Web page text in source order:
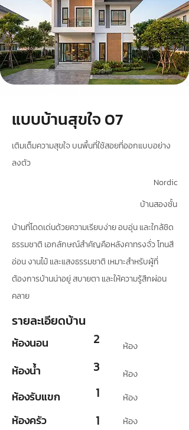
แบบบ้านสุขใจ 07
เติมเต็มความสุขใจ บนพื้นที่ใช้สอยที่ออกแบบอย่าง
ลงตัว
Nordic
บ้านสองชั้น
บ้านที่โดดเด่นด้วยความเรียบง่าย อบอุ่น และใกล้ชิด
ธรรมชาติ เอกลักษณ์สำคัญคือหลังคาทรงจั่ว โทนสี
อ่อน งานไม้ และแสงธรรมชาติ เหมาะสำหรับผู้ที่
ต้องการบ้านน่าอยู่ สบายตา และให้ความรู้สึกผ่อน
คลาย
รายละเอียดบ้าน
ห้องนอน
ห้องน้ำ
ห้องรับแขก
ห้องครัว
2
3
1
1
ห้อง
ห้อง
ห้อง
ห้อง